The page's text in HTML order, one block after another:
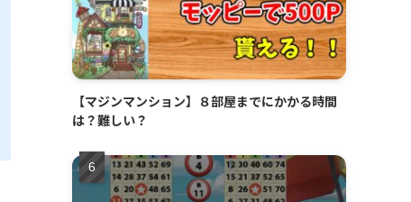
【マジンマンション】８部屋までにかかる時間
は？難しい？